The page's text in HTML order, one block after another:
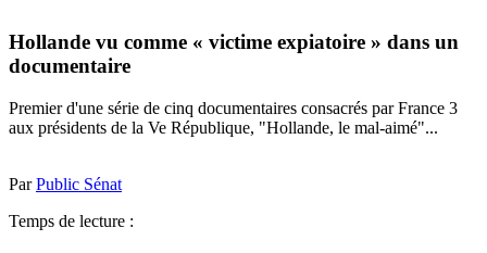
Hollande vu comme « victime expiatoire » dans un
documentaire
Premier d'une série de cinq documentaires consacrés par France 3
aux présidents de la Ve République, "Hollande, le mal-aimé"...
ParPublic Sénat
Temps de lecture :